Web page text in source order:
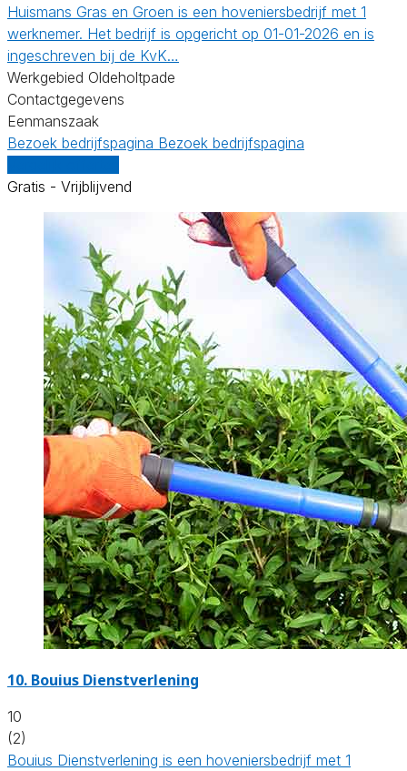
Huismans Gras en Groen is een hoveniersbedrijf met 1
werknemer. Het bedrijf is opgericht op 01-01-2026 en is
ingeschreven bij de KvK…
Werkgebied Oldeholtpade
Contactgegevens
Eenmanszaak
Bezoek bedrijfspagina Bezoek bedrijfspagina
Gratis - Vrijblijvend
10. Bouius Dienstverlening
10
(2)
Bouius Dienstverlening is een hoveniersbedrijf met 1